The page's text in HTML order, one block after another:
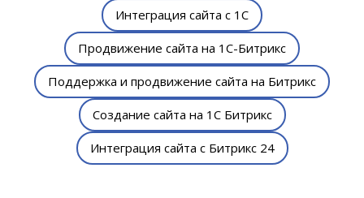
Интеграция сайта с 1С
Продвижение сайта на 1С-Битрикс
Поддержка и продвижение сайта на Битрикс
Создание сайта на 1С Битрикс
Интеграция сайта с Битрикс 24